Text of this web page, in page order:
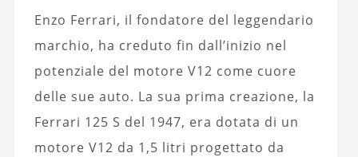
Enzo Ferrari, il fondatore del leggendario
marchio, ha creduto fin dall’inizio nel
potenziale del motore V12 come cuore
delle sue auto. La sua prima creazione, la
Ferrari 125 S del 1947, era dotata di un
motore V12 da 1,5 litri progettato da